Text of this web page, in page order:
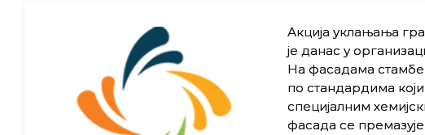
Акција уклањања
је данас у
На фасадама
по стандардима
специјалним
фасада се